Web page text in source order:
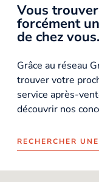
Vous
forcément
de chez vous.
Grâce au réseau
trouver votre
service après-
découvrir nos
RECHERCHER